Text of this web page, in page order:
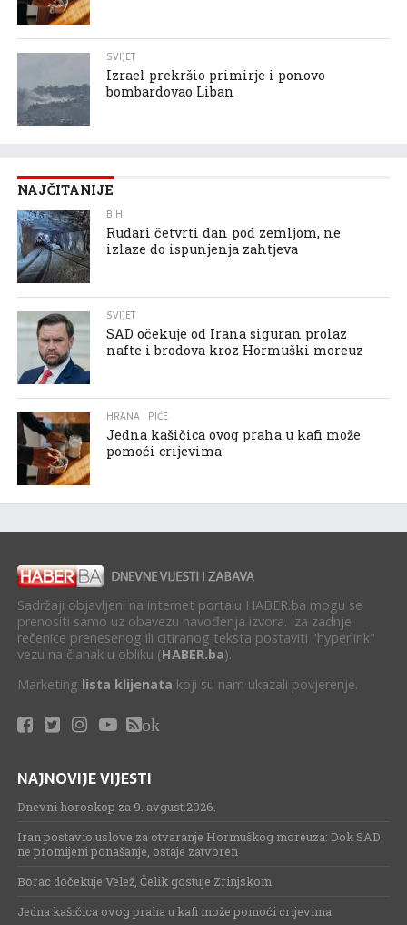
SVIJET
Izrael prekršio primirje i ponovo
bombardovao Liban
NAJČITANIJE
BIH
Rudari četvrti dan pod zemljom, ne
izlaze do ispunjenja zahtjeva
SVIJET
SAD očekuje od Irana siguran prolaz
nafte i brodova kroz Hormuški moreuz
HRANA I PIĆE
Jedna kašičica ovog praha u kafi može
pomoći crijevima
Sadržaji objavljeni na internet portalu HABER.ba mogu se
prenositi samo uz obavezu navođenja izvora. Iza zadnje
rečenice prenesenog ili citiranog teksta postaviti "hyperlink"
vezu na članak u obliku (HABER.ba).
Marketing lista klijenata koji su nam ukazali povjerenje.
ok
NAJNOVIJE VIJESTI
Dnevni horoskop za 9. avgust.2026.
Iran postavio uslove za otvaranje Hormuškog moreuza: Dok SAD
ne promijeni ponašanje, ostaje zatvoren
Borac dočekuje Velež, Čelik gostuje Zrinjskom
Jedna kašičica ovog praha u kafi može pomoći crijevima